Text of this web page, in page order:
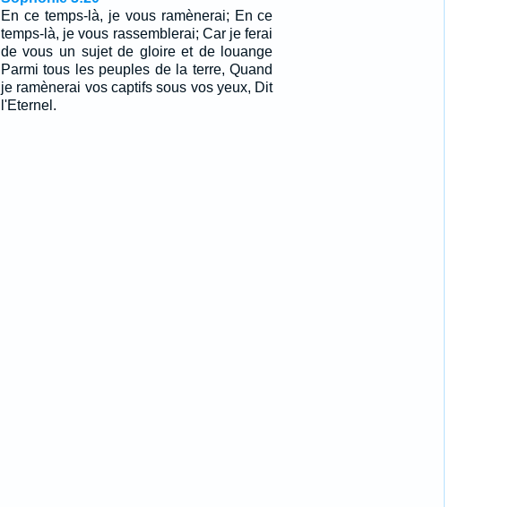
En ce temps-là, je vous ramènerai; En ce
temps-là, je vous rassemblerai; Car je ferai
de vous un sujet de gloire et de louange
Parmi tous les peuples de la terre, Quand
je ramènerai vos captifs sous vos yeux, Dit
l'Eternel.